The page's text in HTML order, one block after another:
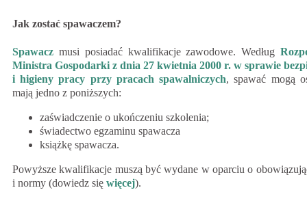
Jak zostać spawaczem?
Spawacz musi posiadać kwalifikacje zawodowe. Według
Ministra Gospodarki z dnia 27 kwietnia 2000 r. w sprawie
i higieny pracy przy pracach spawalniczych, spawać mogą
mają jedno z poniższych:
zaświadczenie o ukończeniu szkolenia;
świadectwo egzaminu spawacza
książkę spawacza.
Powyższe kwalifikacje muszą być wydane w oparciu o
i normy (dowiedz się więcej).